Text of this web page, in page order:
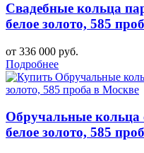
Свадебные кольца
белое золото, 585
от 336 000 руб.
Подробнее
Обручальные кольца
белое золото, 585